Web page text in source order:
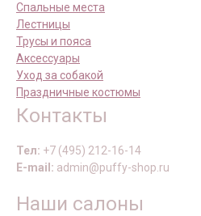
Спальные места
Лестницы
Трусы и пояса
Аксессуары
Уход за собакой
Праздничные костюмы
Контакты
Тел: +7 (495) 212-16-14
E-mail: admin@puffy-shop.ru
Наши салоны